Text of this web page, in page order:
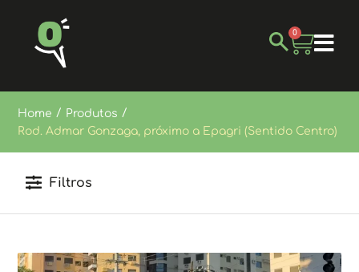
0
Home / Produtos /
Rod. Admar Gonzaga, próximo a Epagri (Sentido Centro)
Filtros